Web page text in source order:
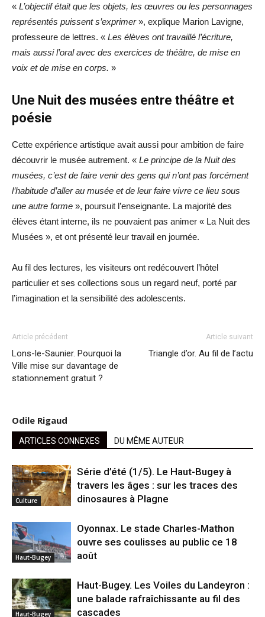
« L’objectif était que les objets, les œuvres ou les personnages
représentés puissent s’exprimer», explique Marion Lavigne,
professeure de lettres. « Les élèves ont travaillé l’écriture,
mais aussi l’oral avec des exercices de théâtre, de mise en
voix et de mise en corps. »
Une Nuit des musées entre théâtre et
poésie
Cette expérience artistique avait aussi pour ambition de faire
découvrir le musée autrement. « Le principe de la Nuit des
musées, c’est de faire venir des gens qui n’ont pas forcément
l’habitude d’aller au musée et de leur faire vivre ce lieu sous
une autre forme », poursuit l’enseignante. La majorité des
élèves étant interne, ils ne pouvaient pas animer « La Nuit des
Musées », et ont présenté leur travail en journée.
Au fil des lectures, les visiteurs ont redécouvert l’hôtel
particulier et ses collections sous un regard neuf, porté par
l’imagination et la sensibilité des adolescents.
Article précédent
Lons-le-Saunier. Pourquoi la
Ville mise sur davantage de
stationnement gratuit ?
Article suivant
Triangle d’or. Au fil de l’actu
Odile Rigaud
ARTICLES CONNEXES DU MÊME AUTEUR
Culture
Série d’été (1/5). Le Haut-Bugey à
travers les âges : sur les traces des
dinosaures à Plagne
Haut-Bugey
Oyonnax. Le stade Charles-Mathon
ouvre ses coulisses au public ce 18
août
Haut-Bugey
Haut-Bugey. Les Voiles du Landeyron :
une balade rafraîchissante au fil des
cascades